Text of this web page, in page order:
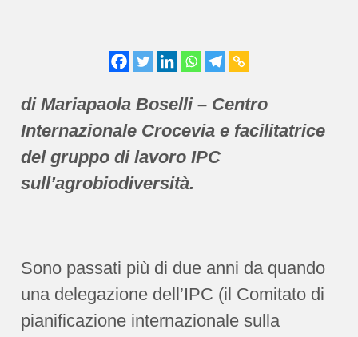
di Mariapaola Boselli – Centro
Internazionale Crocevia e facilitatrice
del gruppo di lavoro IPC
sull’agrobiodiversità.
Sono passati più di due anni da quando
una delegazione dell’IPC (il Comitato di
pianificazione internazionale sulla